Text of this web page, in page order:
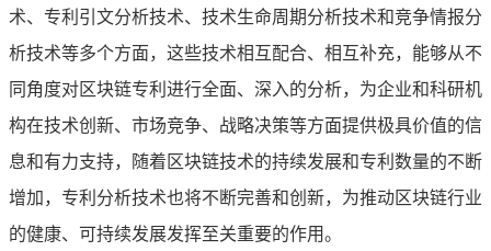
术、专利引文分析技术、技术生命周期分析技术和竞争情报分
析技术等多个方面，这些技术相互配合、相互补充，能够从不
同角度对区块链专利进行全面、深入的分析，为企业和科研机
构在技术创新、市场竞争、战略决策等方面提供极具价值的信
息和有力支持，随着区块链技术的持续发展和专利数量的不断
增加，专利分析技术也将不断完善和创新，为推动区块链行业
的健康、可持续发展发挥至关重要的作用。